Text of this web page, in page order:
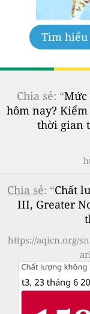
Tìm
Chia sẻ: “Mức
hôm nay?
thời gian
Chia sẻ: “Chất
III, Greater
https://aqicn.org/